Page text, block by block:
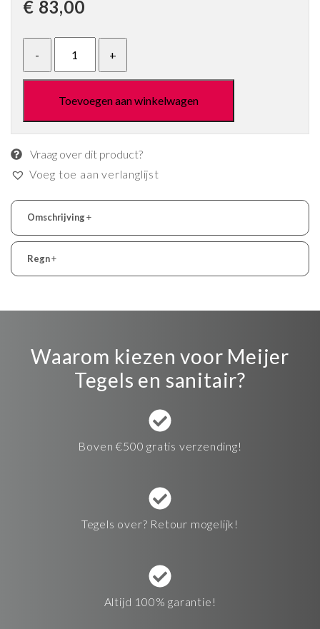
€ 83,00
Toevoegen aan winkelwagen
Vraag over dit product?
Voeg toe aan verlanglijst
Omschrijving+
Regn+
Waarom kiezen voor Meijer
Tegels en sanitair?
Boven €500 gratis verzending!
Tegels over? Retour mogelijk!
Altijd 100% garantie!